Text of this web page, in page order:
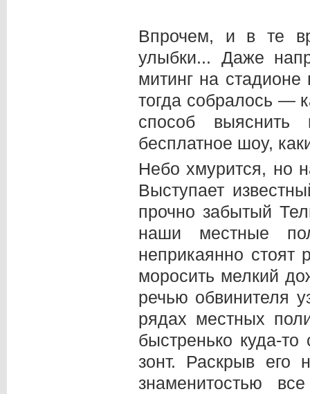
Впрочем, и в те
улыбки... Даже
митинг на
тогда собралось —
способ
бесплатное шоу,
Небо хмурится, но
Выступает
прочно забытый
наши местные
неприкаянно стоят
моросить мелкий
речью обвинителя
рядах местных
быстренько куда-
зонт. Раскрыв его
знаменитостью